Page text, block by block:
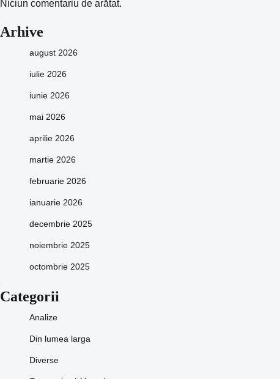
Niciun comentariu de arătat.
Arhive
august 2026
iulie 2026
iunie 2026
mai 2026
aprilie 2026
martie 2026
februarie 2026
ianuarie 2026
decembrie 2025
noiembrie 2025
octombrie 2025
Categorii
Analize
Din lumea larga
Diverse